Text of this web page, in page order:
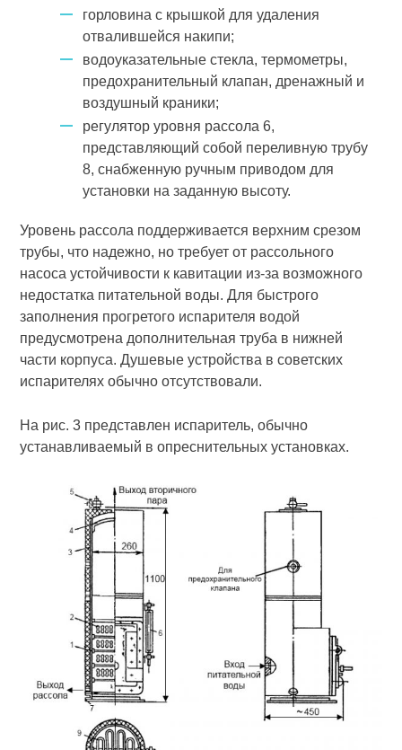
горловина с крышкой для удаления
отвалившейся накипи;
водоуказательные стекла, термометры,
предохранительный клапан, дренажный и
воздушный краники;
регулятор уровня рассола 6,
представляющий собой переливную трубу
8, снабженную ручным приводом для
установки на заданную высоту.
Уровень рассола поддерживается верхним срезом
трубы, что надежно, но требует от рассольного
насоса устойчивости к кавитации из-за возможного
недостатка питательной воды. Для быстрого
заполнения прогретого испарителя водой
предусмотрена дополнительная труба в нижней
части корпуса. Душевые устройства в советских
испарителях обычно отсутствовали.
На рис. 3 представлен испаритель, обычно
устанавливаемый в опреснительных установках.